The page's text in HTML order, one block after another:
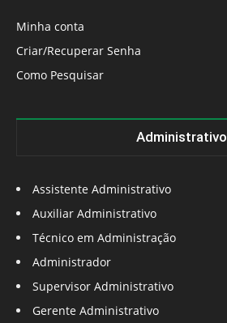
Minha conta
Criar/Recuperar Senha
Como Pesquisar
Administrativo
Assistente Administrativo
Auxiliar Administrativo
Técnico em Administração
Administrador
Supervisor Administrativo
Gerente Administrativo